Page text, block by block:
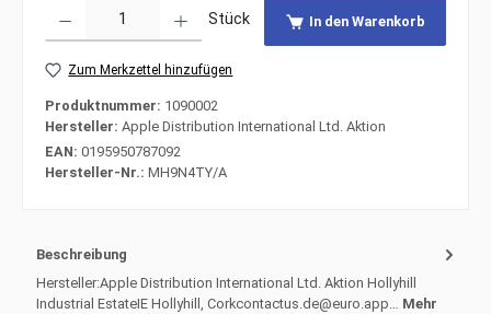
Stück In den Warenkorb
Zum Merkzettel hinzufügen
Produktnummer: 1090002
Hersteller: Apple Distribution International Ltd. Aktion
EAN: 0195950787092
Hersteller-Nr.: MH9N4TY/A
Beschreibung
Hersteller:Apple Distribution International Ltd. Aktion Hollyhill
Industrial EstateIE Hollyhill, Corkcontactus.de@euro.app… Mehr